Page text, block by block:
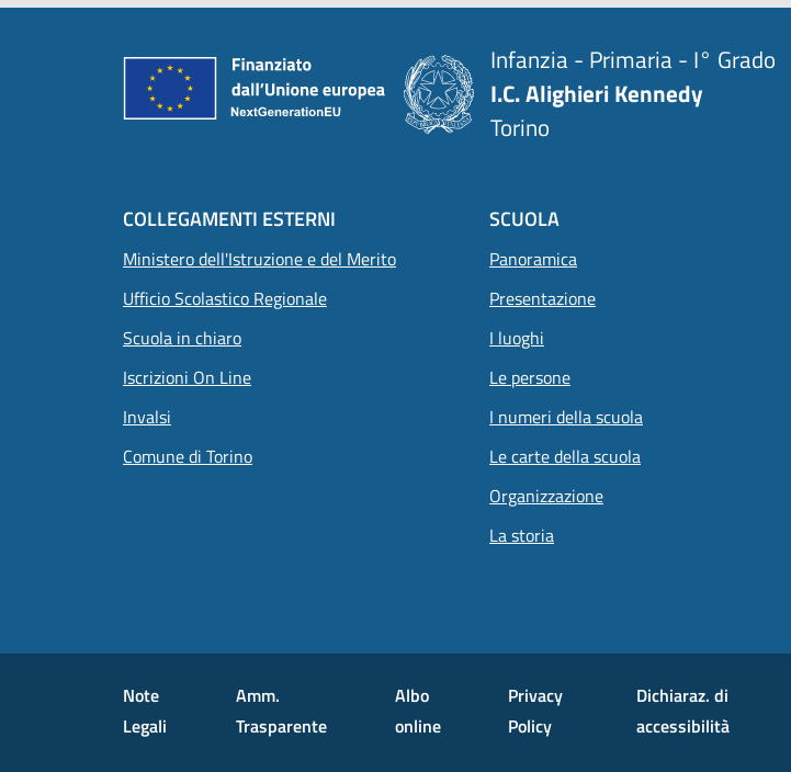
Infanzia - Primaria - I° Grado
I.C. Alighieri Kennedy
Torino
COLLEGAMENTI ESTERNI
Ministero dell'Istruzione e del Merito
Ufficio Scolastico Regionale
Scuola in chiaro
Iscrizioni On Line
Invalsi
Comune di Torino
SCUOLA
Panoramica
Presentazione
I luoghi
Le persone
I numeri della scuola
Le carte della scuola
Organizzazione
La storia
Small prints
Note
Legali
Amm.
Trasparente
Albo
online
Privacy
Policy
Dichiaraz. di
accessibilità